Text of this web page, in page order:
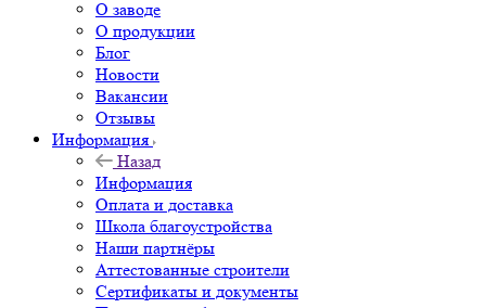
О заводе
О продукции
Блог
Новости
Вакансии
Отзывы
Информация
Назад
Информация
Оплата и доставка
Школа благоустройства
Наши партнёры
Аттестованные строители
Сертификаты и документы